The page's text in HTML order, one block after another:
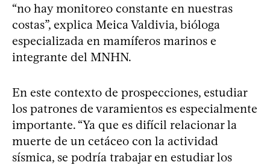
“no hay monitoreo constante en nuestras
costas”, explica Meica Valdivia, bióloga
especializada en mamíferos marinos e
integrante del MNHN.
En este contexto de prospecciones, estudiar
los patrones de varamientos es especialmente
importante. “Ya que es difícil relacionar la
muerte de un cetáceo con la actividad
sísmica, se podría trabajar en estudiar los